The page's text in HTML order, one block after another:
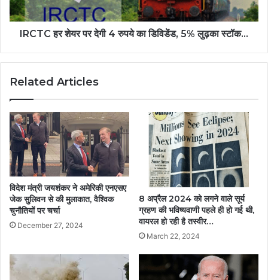
IRCTC हर शेयर पर देगी 4 रुपये का डिविडेंड, 5% लुढ़का स्टॉक…
Related Articles
विदेश मंत्री जयशंकर ने अमेरिकी एनएसए
जेक सुलिवन से की मुलाकात, वैश्विक
चुनौतियों पर चर्चा
December 27, 2024
8 अप्रैल 2024 को लगने वाले सूर्य
ग्रहण की भविष्यवाणी पहले ही हो गई थी,
वायरल हो रही है तस्वीर…
March 22, 2024